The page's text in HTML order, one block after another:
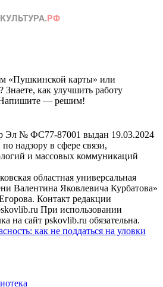
«Пушкинской карты» или
Знаете, как улучшить работу
— решим!
Эл № ФС77-87001 выдан 19.03.2024
надзору в сфере связи,
и массовых коммуникаций
областная универсальная
Валентина Яковлевича Курбатова»
Контакт редакции
При использовании
на сайт pskovlib.ru обязательна.
как не поддаться на уловки